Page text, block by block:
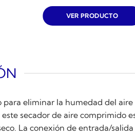
VER PRODUCTO
eliminar la humedad del
secador de aire comprimido
La conexión de entrada/